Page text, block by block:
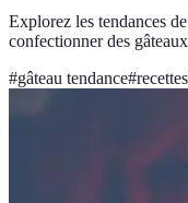
Explorez les tendances
confectionner des
#gâteau tendance#recettes